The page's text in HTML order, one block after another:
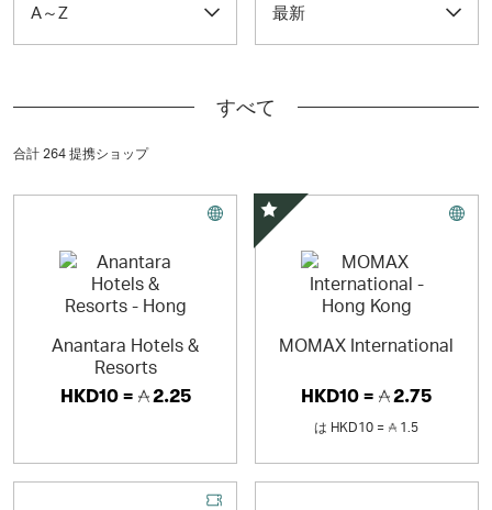
A～Z 最新
すべて
合計 264 提携ショップ
Anantara Hotels &
Resorts
HKD10 = 2.25
MOMAX International
HKD10 = 2.75
は HKD10 = 1.5
スペシャルオファー